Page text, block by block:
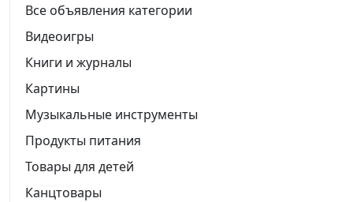
Все объявления категории
Видеоигры
Книги и журналы
Картины
Музыкальные инструменты
Продукты питания
Товары для детей
Канцтовары